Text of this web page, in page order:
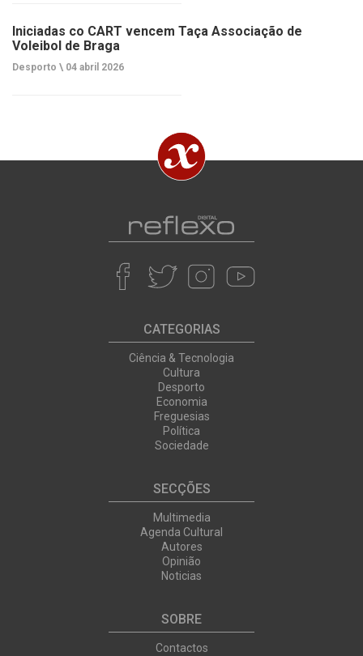
Iniciadas co CART vencem Taça Associação de
Voleibol de Braga
Desporto \ 04 abril 2026
CATEGORIAS
Ciência & Tecnologia
Cultura
Desporto
Economia
Freguesias
Política
Sociedade
SECÇÕES
Multimedia
Agenda Cultural
Autores
Opinião
Noticias
SOBRE
Contactos